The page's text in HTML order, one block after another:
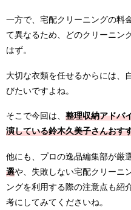
一方で、宅配クリーニングの料
て異なるため、どのクリーニン
はず。
大切な衣類を任せるからには、
びたいですよね。
そこで今回は、 整理収納アドバ
演している鈴木久美子さんおす
他にも、プロの逸品編集部が厳
選や、失敗しない宅配クリーニ
ングを利用する際の注意点も紹
考にしてみてくださいね。